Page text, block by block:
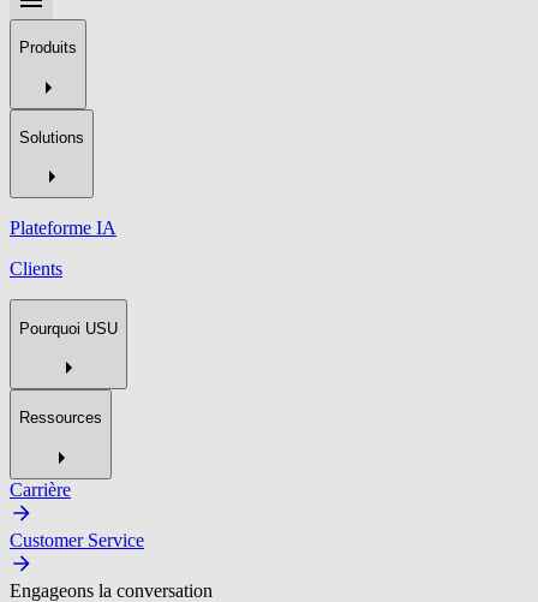
Produits
Solutions
Plateforme IA
Clients
Pourquoi USU
Ressources
Carrière
Customer Service
Engageons la conversation